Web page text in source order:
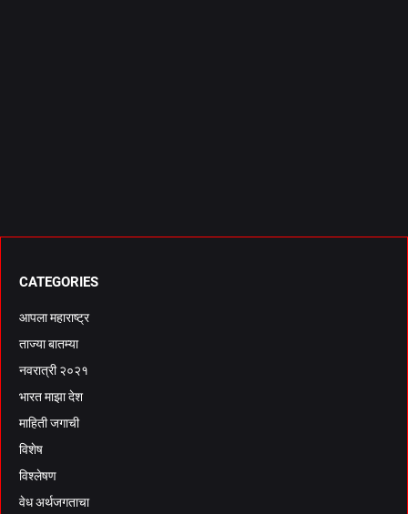
CATEGORIES
आपला महाराष्ट्र
ताज्या बातम्या
नवरात्री २०२१
भारत माझा देश
माहिती जगाची
विशेष
विश्लेषण
वेध अर्थजगताचा